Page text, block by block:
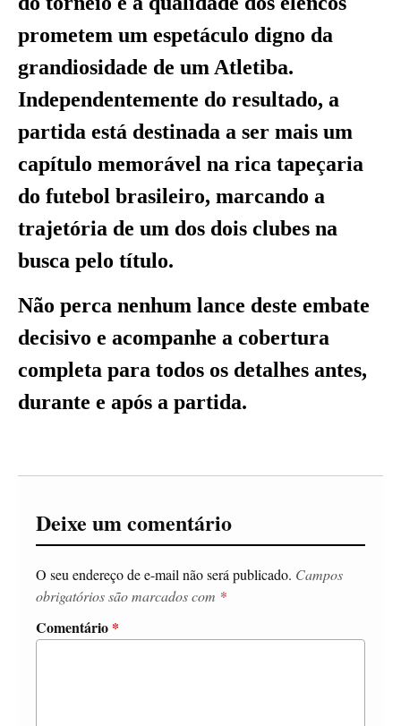
prometem um espetáculo digno da
grandiosidade de um Atletiba.
Independentemente do resultado, a
partida está destinada a ser mais um
capítulo memorável na rica tapeçaria
do futebol brasileiro, marcando a
trajetória de um dos dois clubes na
busca pelo título.
Não perca nenhum lance deste embate
decisivo e acompanhe a cobertura
completa para todos os detalhes antes,
durante e após a partida.
Deixe um comentário
O seu endereço de e-mail não será publicado. Campos
obrigatórios são marcados com *
Comentário *